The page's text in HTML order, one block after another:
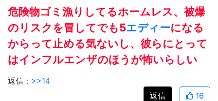
危険物ゴミ漁りしてるホームレス、被爆
のリスクを冒してでも5エディーになる
からって止める気ないし、彼らにとって
はインフルエンザのほうが怖いらしい
返信： >>14
返信
16